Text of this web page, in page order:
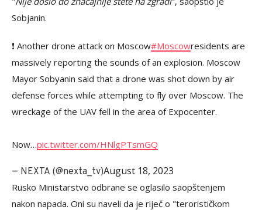
Sobjanin.
❗️ Another drone attack on Moscow#Moscowresidents are
massively reporting the sounds of an explosion. Moscow
Mayor Sobyanin said that a drone was shot down by air
defense forces while attempting to fly over Moscow. The
wreckage of the UAV fell in the area of Expocenter.
Now…pic.twitter.com/HNlgPTsmGQ
— NEXTA (@nexta_tv)August 18, 2023
Rusko Ministarstvo odbrane se oglasilo saopštenjem
nakon napada. Oni su naveli da je riječ o "terorističkom